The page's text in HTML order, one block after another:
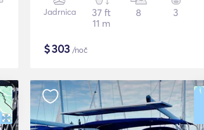
Jadrnica
37 ft
11 m
8 3
$303 /noč